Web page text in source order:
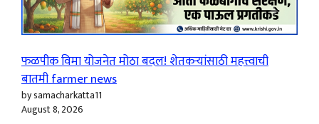
फळपीक विमा योजनेत मोठा बदल! शेतकऱ्यांसाठी महत्त्वाची
बातमी farmer news
by samacharkatta11
August 8, 2026